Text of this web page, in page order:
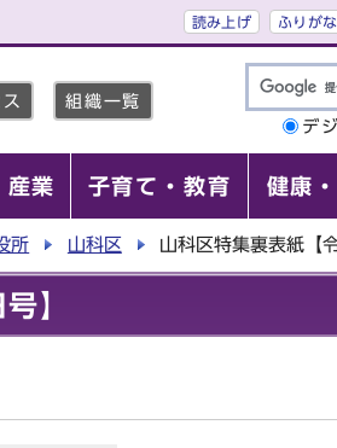
読み上げ ふりがな
組織一覧
デ
産業 子育て・教育 健康
所 山科区 山科区特集裏表紙【
】